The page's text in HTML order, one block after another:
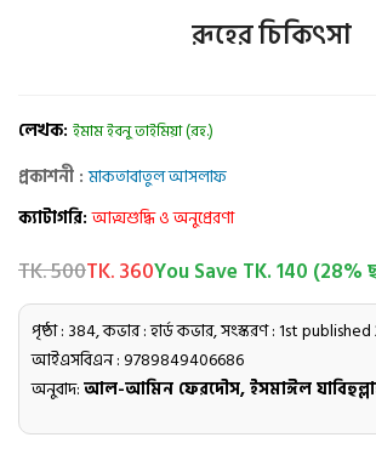
রূহের চিকিৎসা
লেখক: ইমাম ইবনু তাইমিয়া (রহ.)
প্রকাশনী :মাকতাবাতুল আসলাফ
ক্যাটাগরি:আত্মশুদ্ধি ও অনুপ্রেরণা
TK. 500TK. 360You Save TK. 140 (28%
পৃষ্ঠা : 384, কভার : হার্ড কভার, সংস্করণ : 1st published
আইএসবিএন : 9789849406686
অনুবাদ:আল-আমিন ফেরদৌস, ইসমাঈল